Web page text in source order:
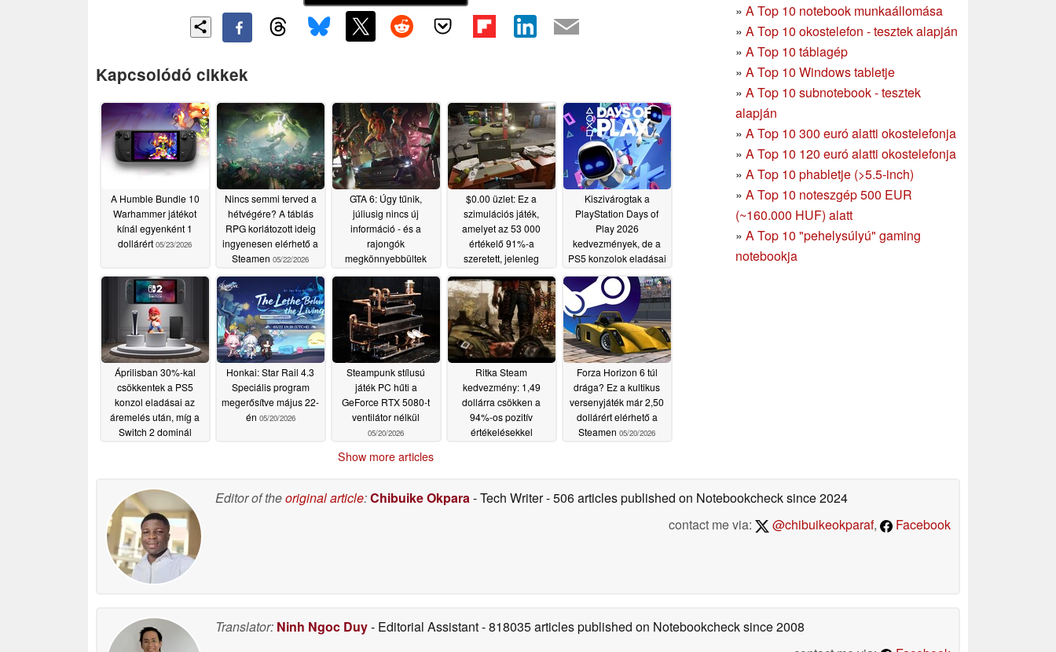
» A Top 10 notebook munkaállomása
» A Top 10 okostelefon - tesztek alapján
» A Top 10 táblagép
» A Top 10 Windows tabletje
» A Top 10 subnotebook - tesztek
alapján
» A Top 10 300 euró alatti okostelefonja
» A Top 10 120 euró alatti okostelefonja
» A Top 10 phabletje (>5.5-inch)
» A Top 10 noteszgép 500 EUR
(~160.000 HUF) alatt
» A Top 10 "pehelysúlyú" gaming
notebookja
Kapcsolódó cikkek
A Humble Bundle 10
Warhammer játékot
kínál egyenként 1
dollárért 05/23/2026
Nincs semmi terved a
hétvégére? A táblás
RPG korlátozott ideig
ingyenesen elérhető a
Steamen 05/22/2026
GTA 6: Úgy tűnik,
júliusig nincs új
információ - és a
rajongók
megkönnyebbültek
05/22/2026
$0.00 üzlet: Ez a
szimulációs játék,
amelyet az 53 000
értékelő 91%-a
szeretett, jelenleg
05/22/2026
Kiszivárogtak a
PlayStation Days of
Play 2026
kedvezmények, de a
PS5 konzolok eladásai
05/20/2026
Áprilisban 30%-kal
csökkentek a PS5
konzol eladásai az
áremelés után, míg a
Switch 2 dominál
Honkai: Star Rail 4.3
Speciális program
megerősítve május 22-
én 05/20/2026
Steampunk stílusú
játék PC hűti a
GeForce RTX 5080-t
ventilátor nélkül
05/20/2026
Ritka Steam
kedvezmény: 1,49
dollárra csökken a
94%-os pozitív
értékelésekkel
Forza Horizon 6 túl
drága? Ez a kultikus
versenyjáték már 2,50
dollárért elérhető a
Steamen 05/20/2026
Show more articles
Editor of theoriginal article:Chibuike Okpara- Tech Writer- 506 articles published on Notebookchecksince 2024
contact me via:
@chibuikeokparaf, Facebook
Translator: Ninh Ngoc Duy- Editorial Assistant- 818035 articles published on Notebookchecksince 2008